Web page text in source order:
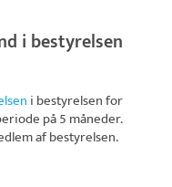
i bestyrelsen
i bestyrelsen for
på 5 måneder.
af bestyrelsen.